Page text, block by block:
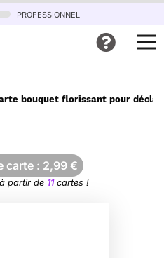
professionnel
bouquet florissant pour
carte : 2,99 €
partir de 11cartes !